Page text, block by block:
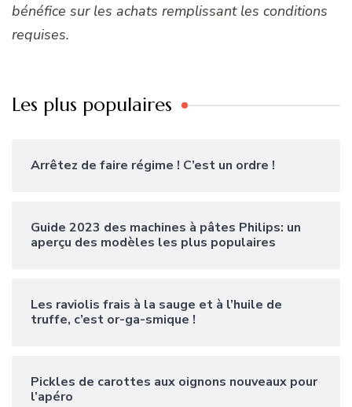
bénéfice sur les achats remplissant les conditions
requises.
Les plus populaires
Arrêtez de faire régime ! C’est un ordre !
Guide 2023 des machines à pâtes Philips: un
aperçu des modèles les plus populaires
Les raviolis frais à la sauge et à l’huile de
truffe, c’est or-ga-smique !
Pickles de carottes aux oignons nouveaux pour
l’apéro